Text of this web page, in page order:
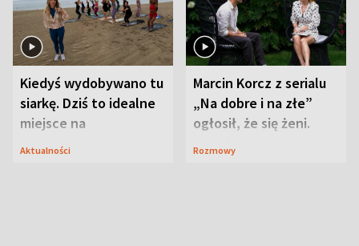
Kiedyś wydobywano tu
siarkę. Dziś to idealne
miejsce na
wypoczynek
Aktualności
Marcin Korcz z serialu
„Na dobre i na złe”
ogłosił, że się żeni.
Rozmowy